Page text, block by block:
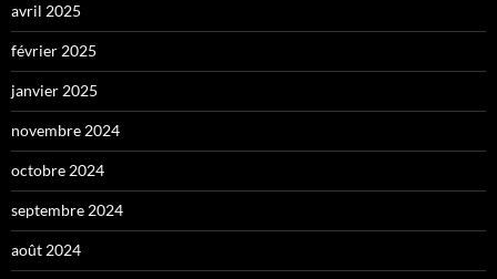
avril 2025
février 2025
janvier 2025
novembre 2024
octobre 2024
septembre 2024
août 2024